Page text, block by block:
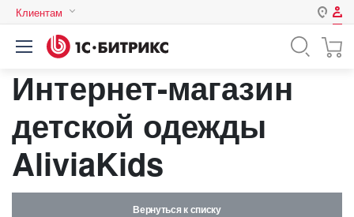
Клиентам
Казахстан
Авторизация
Логин
Пароль
Интернет-магазин
детской одежды
AliviaKids
Вернуться к списку